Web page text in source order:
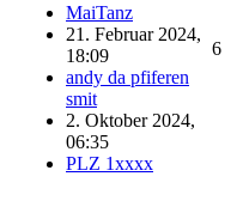
MaiTanz
21. Februar 2024,
18:09
andy da pfiferen
smit
2. Oktober 2024,
06:35
PLZ 1xxxx
6